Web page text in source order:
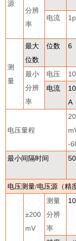
源
分辨
率
电流
测
量
最大
位数
位数 6
最小
分辨
率
电压
电流
A
电压量程
-
最小间隔时间 50
电压测量/电压源（精
±200
mV
测量
分辨
率